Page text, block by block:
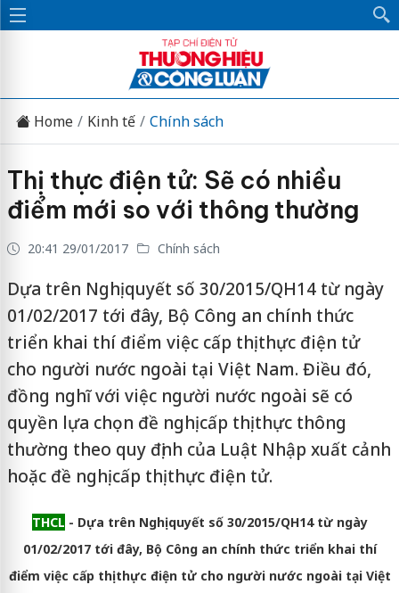
Home Kinh tế Chính sách
Thị thực điện tử: Sẽ có nhiều
điểm mới so với thông thường
20:41 29/01/2017 Chính sách
Dựa trên Nghị quyết số 30/2015/QH14 từ ngày
01/02/2017 tới đây, Bộ Công an chính thức
triển khai thí điểm việc cấp thị thực điện tử
cho người nước ngoài tại Việt Nam. Điều đó,
đồng nghĩ với việc người nước ngoài sẽ có
quyền lựa chọn đề nghị cấp thị thực thông
thường theo quy định của Luật Nhập xuất cảnh
hoặc đề nghị cấp thị thực điện tử.
THCL - Dựa trên Nghị quyết số 30/2015/QH14 từ ngày
01/02/2017 tới đây, Bộ Công an chính thức triển khai thí
điểm việc cấp thị thực điện tử cho người nước ngoài tại Việt